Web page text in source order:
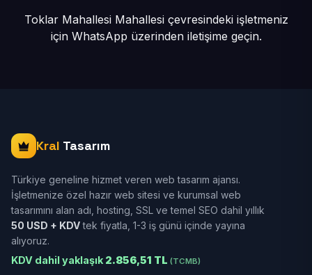
Toklar Mahallesi Mahallesi çevresindeki işletmeniz
için WhatsApp üzerinden iletişime geçin.
Kral Tasarım
Türkiye geneline hizmet veren web tasarım ajansı.
İşletmenize özel hazır web sitesi ve kurumsal web
tasarımını alan adı, hosting, SSL ve temel SEO dahil yıllık
50 USD + KDVtek fiyatla, 1-3 iş günü içinde yayına
alıyoruz.
KDV dahil yaklaşık 2.856,51 TL (TCMB)